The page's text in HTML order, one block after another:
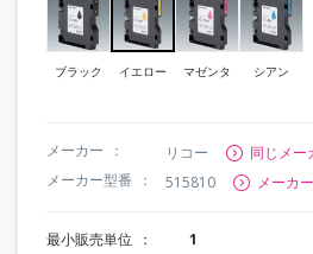
ブラック イエロー マゼンタ シアン
メーカー リコー
同じメー
メーカー型番
515810 メーカ
最小販売単位 1